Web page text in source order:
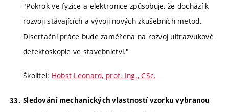
"Pokrok ve fyzice a elektronice způsobuje, že dochází k
rozvoji stávajících a vývoji nových zkušebních metod.
Disertační práce bude zaměřena na rozvoj ultrazvukové
defektoskopie ve stavebnictví."
Školitel: Hobst Leonard, prof. Ing., CSc.
Sledování mechanických vlastností vzorku vybranou